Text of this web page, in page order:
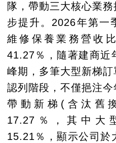
隊，帶動三大核心業
步提升。2026年第一
維修保養業務營收
41.27％，隨著建商近
峰期，多筆大型新梯
認列階段，不僅挹注
帶動新梯(含汰舊
17.27％，其中大
15.21％，顯示公司於